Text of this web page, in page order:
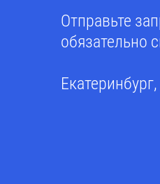
Отправьте
обязательно